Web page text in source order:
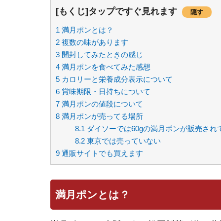
[もくじ]タップですぐ見れます 隠す
1 満月ポンとは？
2 複数の味があります
3 開封してみたときの感じ
4 満月ポンを食べてみた感想
5 カロリーと栄養成分表示について
6 賞味期限・日持ちについて
7 満月ポンの値段について
8 満月ポンが売ってる場所
8.1 ダイソーでは60gの満月ポンが販売され
8.2東京では売っていない
9 通販サイトでも買えます
満月ポンとは？